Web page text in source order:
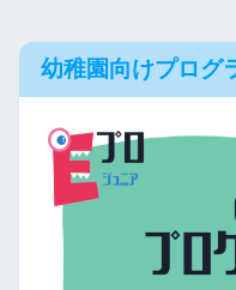
幼稚園向けプログ